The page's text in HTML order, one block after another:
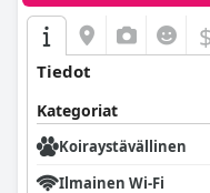
Tiedot
Kategoriat
Koiraystävällinen
Ilmainen Wi-Fi